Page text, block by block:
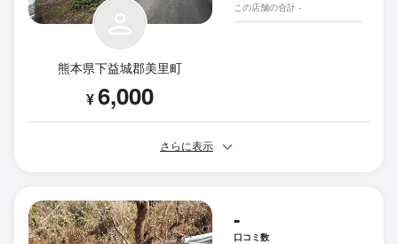
熊本県下益城郡美里町
¥6,000
この店舗の合計 -
さらに表示
-
口コミ数